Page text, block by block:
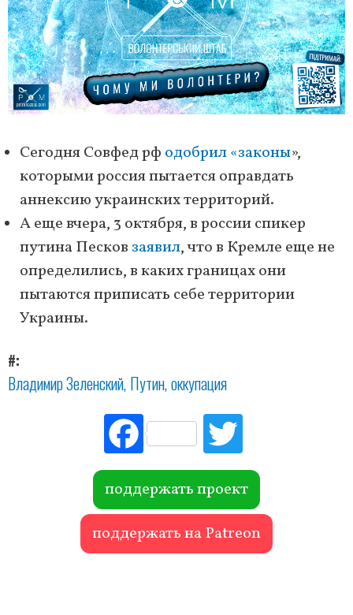
Сегодня Совфед рф одобрил «законы»,
которыми россия пытается оправдать
аннексию украинских территорий.
А еще вчера, 3 октября, в россии спикер
путина Песков заявил, что в Кремле еще не
определились, в каких границах они
пытаются приписать себе территории
Украины.
#
Владимир Зеленский Путин оккупация
Fac
ebo
ok r
поддержать проект
поддержать на Patreon